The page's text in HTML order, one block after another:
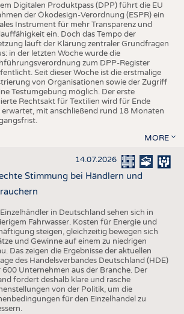
Digitalen Produktpass (DPP) führt die EU
der Ökodesign-Verordnung (ESPR) ein
Instrument für mehr Transparenz und
ein. Doch das Tempo der
läuft der Klärung zentraler Grundfragen
in der letzten Woche wurde die
zum DPP-Register
Seit dieser Woche ist die erstmalige
von Organisationen sowie der Zugriff
Testumgebung möglich. Der erste
Rechtsakt für Textilien wird für Ende
erwartet, mit anschließend rund 18 Monaten
MORE
14.07.2026
Stimmung bei Händlern und
in Deutschland sehen sich in
Fahrwasser. Kosten für Energie und
steigen, gleichzeitig bewegen sich
und Gewinne auf einem zu niedrigen
Das zeigen die Ergebnisse der aktuellen
des Handelsverbandes Deutschland (HDE)
600 Unternehmen aus der Branche. Der
fordert deshalb klare und rasche
von der Politik, um die
für den Einzelhandel zu